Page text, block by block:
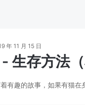
年 11 月 15 日
生存方法
有趣的故事，如果有猫